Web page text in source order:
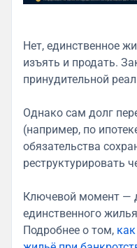
Нет, единственное
изъять и продать.
принудительной
Однако сам долг
(например, по
обязательства
реструктурировать
Ключевой момент —
единственного
Подробнее о том,